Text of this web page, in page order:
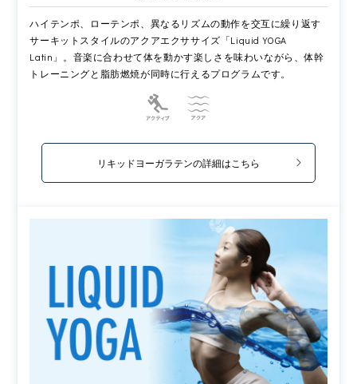
ハイテンポ、ローテンポ、異なるリズムの動作を交互に繰り返す
サーキットスタイルのアクアエクササイズ「Liquid YOGA
Latin」。音楽に合わせて体を動かす楽しさを味わいながら、体幹
トレーニングと脂肪燃焼が同時に行えるプログラムです。
リキッドヨーガラテンの詳細はこちら